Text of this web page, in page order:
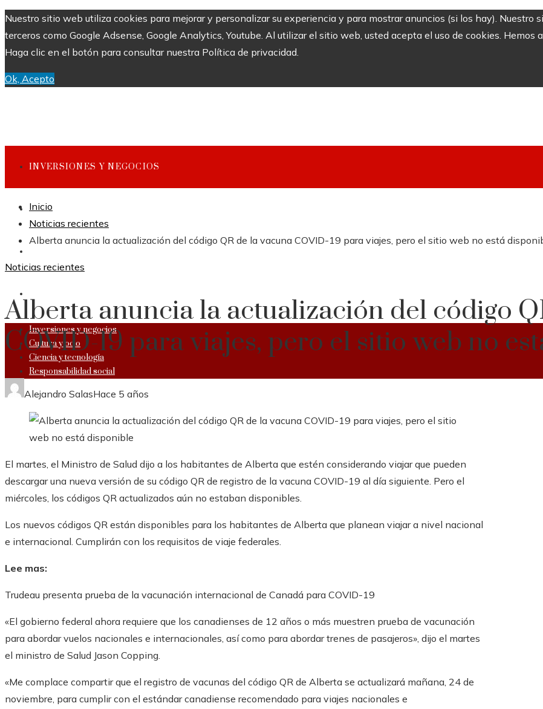
Nuestro sitio web utiliza cookies para mejorar y personalizar su experiencia y para mostrar anuncios (si los hay). Nuestro
terceros como Google Adsense, Google Analytics, Youtube. Al utilizar el sitio web, usted acepta el uso de cookies. Hemos
Haga clic en el botón para consultar nuestra Política de privacidad.
Ok, Acepto
INVERSIONES Y NEGOCIOS
CULTURA Y OCIO
Inversiones y negocios
Cultura y ocio
Ciencia y tecnología
Responsabilidad social
Inicio
Noticias recientes
Alberta anuncia la actualización del código QR de la vacuna COVID-19 para viajes, pero el sitio web no está
Noticias recientes
Alberta anuncia la actualización del código
COVID-19 para viajes, pero el sitio web no
Alejandro SalasHace 5 años
El martes, el Ministro de Salud dijo a los habitantes de Alberta que estén considerando viajar que pueden
descargar una nueva versión de su código QR de registro de la vacuna COVID-19 al día siguiente. Pero el
miércoles, los códigos QR actualizados aún no estaban disponibles.
Los nuevos códigos QR están disponibles para los habitantes de Alberta que planean viajar a nivel nacional
e internacional. Cumplirán con los requisitos de viaje federales.
Lee mas:
Trudeau presenta prueba de la vacunación internacional de Canadá para COVID-19
«El gobierno federal ahora requiere que los canadienses de 12 años o más muestren prueba de vacunación
para abordar vuelos nacionales e internacionales, así como para abordar trenes de pasajeros», dijo el martes
el ministro de Salud Jason Copping.
«Me complace compartir que el registro de vacunas del código QR de Alberta se actualizará mañana, 24 de
noviembre, para cumplir con el estándar canadiense recomendado para viajes nacionales e